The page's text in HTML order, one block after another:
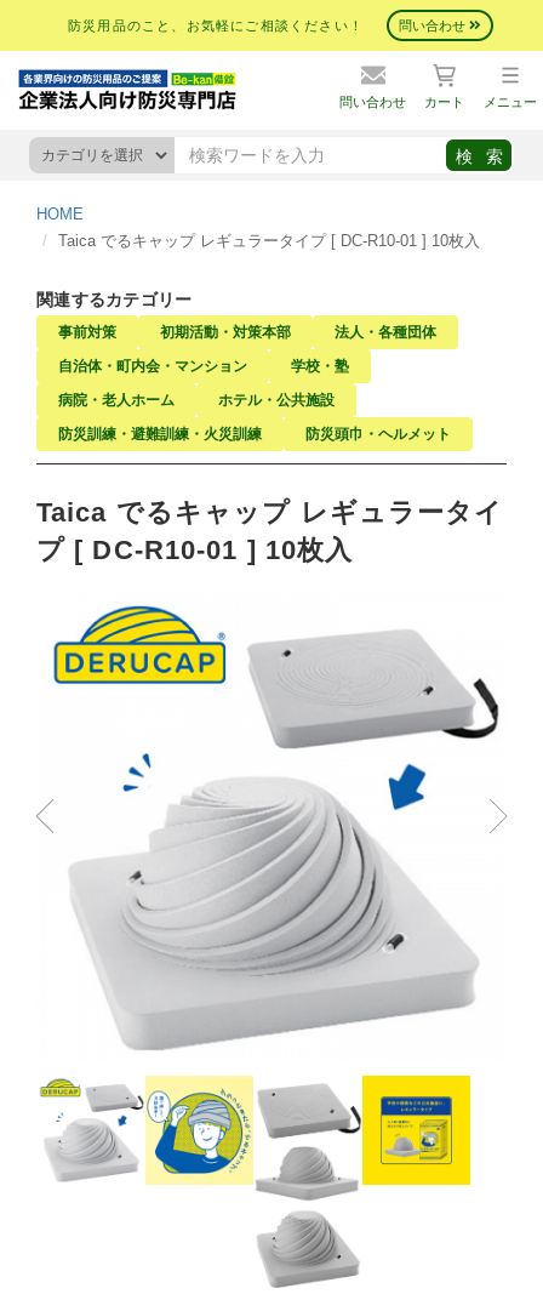
防災用品のこと、お気軽にご相談ください！ 問い合わせ
問い合わせ カート メニュー
HOME
Taica でるキャップ レギュラータイプ [ DC-R10-01 ] 10枚入
関連するカテゴリー
事前対策 初期活動・対策本部
法人・各種団体
自治体・町内会・マンション
学校・塾
病院・老人ホーム
ホテル・公共施設
防災訓練・避難訓練・火災訓練
防災頭巾・ヘルメット
Taica でるキャップ レギュラータイ
プ [ DC-R10-01 ] 10枚入